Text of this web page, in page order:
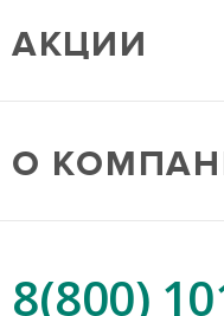
АКЦИИ
О
8(800)